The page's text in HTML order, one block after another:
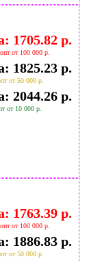
1705.82 р.
от 100 000 р.
1825.23 р.
от 50 000 р.
2044.26 р.
от 10 000 р.
1763.39 р.
от 100 000 р.
1886.83 р.
от 50 000 р.